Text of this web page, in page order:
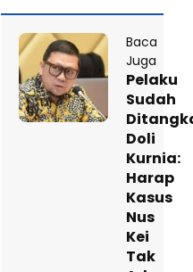
Baca
Juga
Pelaku
Sudah
Doli
Kurnia:
Harap
Kasus
Nus
Kei
Tak